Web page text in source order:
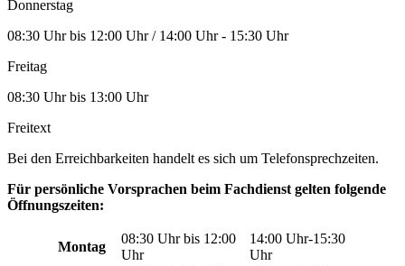
Donnerstag
08:30 Uhr bis 12:00 Uhr / 14:00 Uhr - 15:30 Uhr
Freitag
08:30 Uhr bis 13:00 Uhr
Freitext
Bei den Erreichbarkeiten handelt es sich um Telefonsprechzeiten.
Für persönliche Vorsprachen beim Fachdienst gelten folgende
Öffnungszeiten:
Montag
08:30 Uhr bis 12:00
Uhr
14:00 Uhr-15:30
Uhr